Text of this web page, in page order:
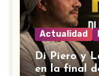
Actualidad
Di Piero y
en la final